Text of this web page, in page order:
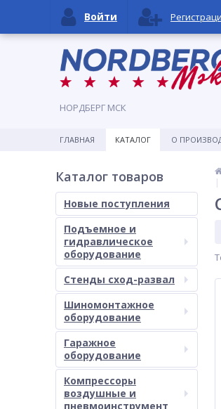
НОРДБЕРГ МСК
ГЛАВНАЯ КАТАЛОГ О
Каталог товаров
Новые поступления
Подъемное и
гидравлическое
оборудование
Стенды сход-развал
Шиномонтажное
оборудование
Гаражное
оборудование
Компрессоры
воздушные и
пневмоинструмент
Войти